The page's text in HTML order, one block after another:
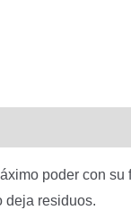
poder con
deja residuos.